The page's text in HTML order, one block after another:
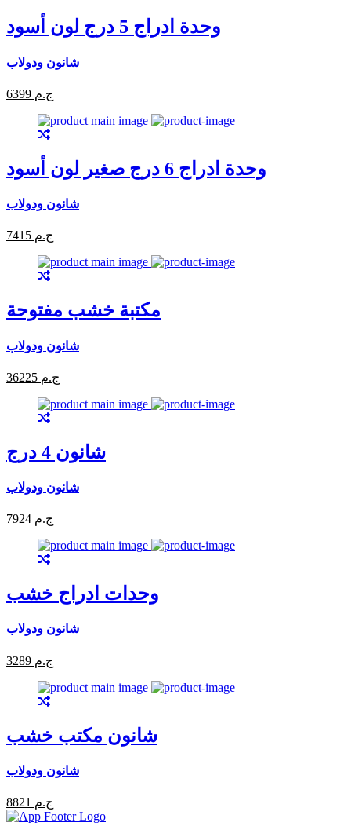
وحدة ادراج 5 درج لون أسود
شانون ودولاب
6399 ج.م
وحدة ادراج 6 درج صغير لون أسود
شانون ودولاب
7415 ج.م
مكتبة خشب مفتوحة
شانون ودولاب
36225 ج.م
شانون 4 درج
شانون ودولاب
7924 ج.م
وحدات ادراج خشب
شانون ودولاب
3289 ج.م
شانون مكتب خشب
شانون ودولاب
8821 ج.م